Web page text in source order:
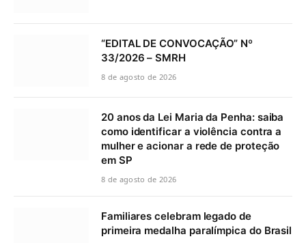
“EDITAL DE CONVOCAÇÃO” Nº
33/2026 – SMRH
8 de agosto de 2026
20 anos da Lei Maria da Penha: saiba
como identificar a violência contra a
mulher e acionar a rede de proteção
em SP
8 de agosto de 2026
Familiares celebram legado de
primeira medalha paralímpica do Brasil